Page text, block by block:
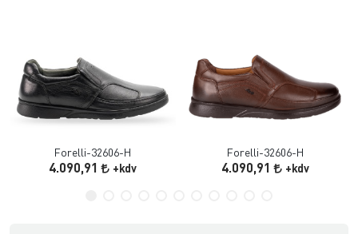
Forelli-32606-H
4.090,91 +kdv
Forelli-32606-H
4.090,91 +kdv